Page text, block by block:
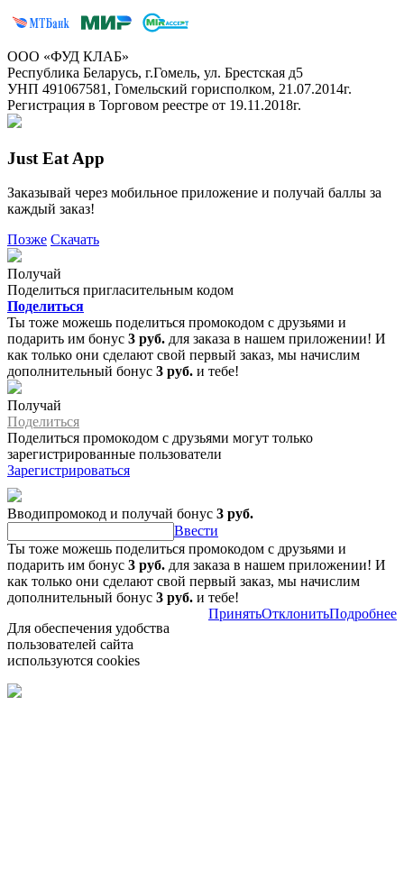
ООО «ФУД КЛАБ»
Республика Беларусь, г.Гомель, ул. Брестская д5
УНП 491067581, Гомельский горисполком, 21.07.2014г.
Регистрация в Торговом реестре от 19.11.2018г.
Just Eat App
Заказывай через мобильное приложение и получай баллы за
каждый заказ!
Позже Скачать
Получай
Поделиться пригласительным кодом
Поделиться
Ты тоже можешь поделиться промокодом с друзьями и
подарить им бонус 3 руб. для заказа в нашем приложении! И
как только они сделают свой первый заказ, мы начислим
дополнительный бонус 3 руб. и тебе!
Получай
Поделиться
Поделиться промокодом с друзьями могут только
зарегистрированные пользователи
Зарегистрироваться
Вводипромокод и получай бонус 3 руб.
Ввести
Ты тоже можешь поделиться промокодом с друзьями и
подарить им бонус 3 руб. для заказа в нашем приложении! И
как только они сделают свой первый заказ, мы начислим
дополнительный бонус 3 руб. и тебе!
Для обеспечения удобства
пользователей сайта
используются cookies
ПринятьОтклонитьПодробнее